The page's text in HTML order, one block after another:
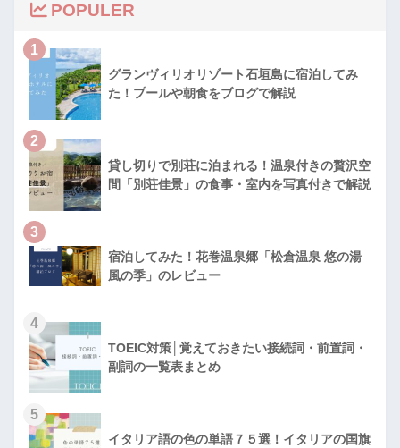
POPULER
1
グランヴィリオリゾート石垣島に宿泊してみ
た！プールや朝食をブログで解説
2
貸し切りで別荘に泊まれる！温泉付きの贅沢空
間「別荘佳景」の食事・室内を写真付きで解説
3
宿泊してみた！花巻温泉郷「松倉温泉 悠の湯
風の季」のレビュー
4
TOEIC対策│覚えておきたい接続詞・前置詞・
副詞の一覧表まとめ
5
イタリア語の色の単語７５選！イタリアの国旗